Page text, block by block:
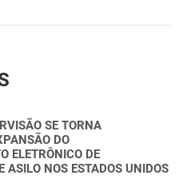
SE TORNA
DO
ELETRÔNICO DE
ASILO NOS ESTADOS UNIDOS